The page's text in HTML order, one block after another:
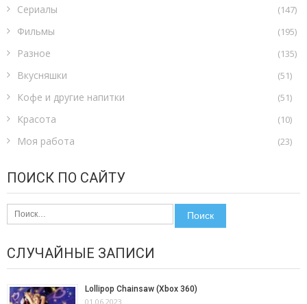
Сериалы (147)
Фильмы (195)
Разное (135)
Вкусняшки (51)
Кофе и другие напитки (51)
Красота (10)
Моя работа (23)
ПОИСК ПО САЙТУ
Найти:
СЛУЧАЙНЫЕ ЗАПИСИ
Lollipop Chainsaw (Xbox 360)
01.06.2023